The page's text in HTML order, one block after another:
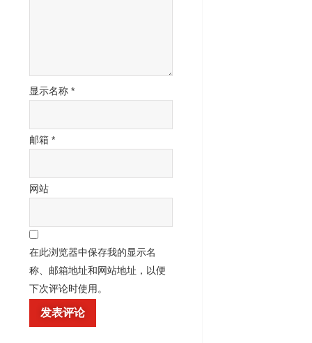
显示名称 *
邮箱 *
网站
在此浏览器中保存我的显示名
称、邮箱地址和网站地址，以便
下次评论时使用。